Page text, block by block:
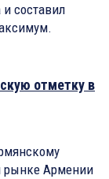
и составил
отметку в
рынке Армении